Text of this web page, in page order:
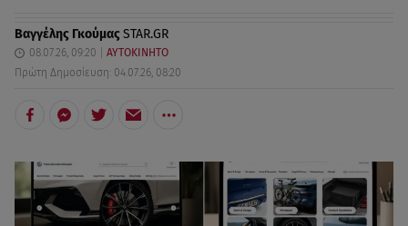
Βαγγέλης ΓκούμαςSTAR.GR
08.07.26, 09:20
ΑΥΤΟΚΙΝΗΤΟ
Πρώτη Δημοσίευση: 04.07.26, 08:20